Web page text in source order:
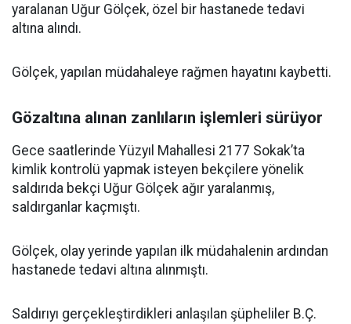
yaralanan Uğur Gölçek, özel bir hastanede tedavi
altına alındı.
Gölçek, yapılan müdahaleye rağmen hayatını kaybetti.
Gözaltına alınan zanlıların işlemleri sürüyor
Gece saatlerinde Yüzyıl Mahallesi 2177 Sokak’ta
kimlik kontrolü yapmak isteyen bekçilere yönelik
saldırıda bekçi Uğur Gölçek ağır yaralanmış,
saldırganlar kaçmıştı.
Gölçek, olay yerinde yapılan ilk müdahalenin ardından
hastanede tedavi altına alınmıştı.
Saldırıyı gerçekleştirdikleri anlaşılan şüpheliler B.Ç.